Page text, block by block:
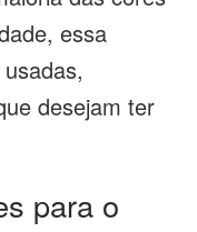
essa
desejam ter
para o